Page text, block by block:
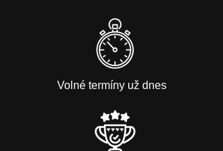
Volné termíny už dnes